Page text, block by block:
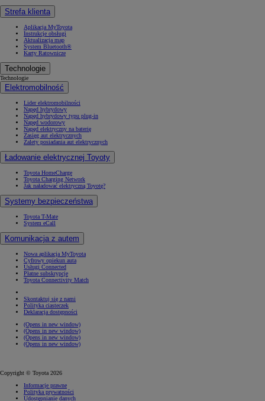
Strefa klienta
Aplikacja MyToyota
Instrukcje obsługi
Aktualizacja map
System Bluetooth®
Karty Ratownicze
Technologie
Technologie
Elektromobilność
Lider elektromobilności
Napęd hybrydowy
Napęd hybrydowy typu plug-in
Napęd wodorowy
Napęd elektryczny na baterię
Zasięg aut elektrycznych
Zalety posiadania aut elektrycznych
Ładowanie elektrycznej Toyoty
Toyota HomeCharge
Toyota Charging Network
Jak naładować elektryczną Toyotę?
Systemy bezpieczeństwa
Toyota T-Mate
System eCall
Komunikacja z autem
Nowa aplikacja MyToyota
Cyfrowy opiekun auta
Usługi Connected
Płatne subskrypcje
Toyota Connectivity Match
Skontaktuj się z nami
Polityka ciasteczek
Deklaracja dostępności
(Opens in new window)
(Opens in new window)
(Opens in new window)
(Opens in new window)
Copyright © Toyota 2026
Informacje prawne
Polityka prywatności
Udostępnianie danych